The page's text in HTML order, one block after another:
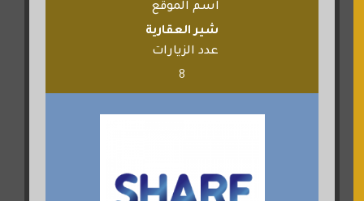
اسم الموقع
شير العقارية
عدد الزيارات
8